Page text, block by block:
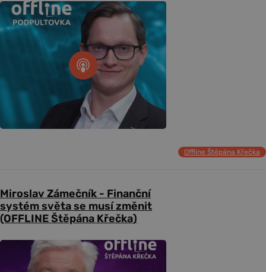
Offline Štěpána Křečka
Miroslav Zámečník - Finanční
systém světa se musí změnit
(OFFLINE Štěpána Křečka)